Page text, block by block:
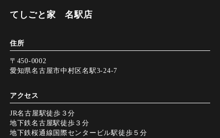
てしごと家 名駅店
住所
〒450-0002
愛知県名古屋市中村区名駅3-24-7
アクセス
JR名古屋駅徒歩３分
地下鉄名古屋駅徒歩３分
地下鉄桜通線国際センタービル駅徒歩５分